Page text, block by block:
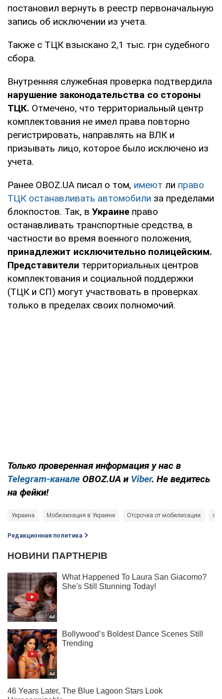
постановил вернуть в реестр первоначальную
запись об исключении из учета.
Также с ТЦК взыскано 2,1 тыс. грн судебного
сбора.
Внутренняя служебная проверка подтвердила
нарушение законодательства со стороны
ТЦК. Отмечено, что территориальный центр
комплектования не имел права повторно
регистрировать, направлять на ВЛК и
призывать лицо, которое было исключено из
учета.
Ранее OBOZ.UA писал о том, имеют ли право
ТЦК останавливать автомобили за пределами
блокпостов. Так, в Украине право
останавливать транспортные средства, в
частности во время военного положения,
принадлежит исключительно полицейским.
Представители территориальных центров
комплектования и социальной поддержки
(ТЦК и СП) могут участвовать в проверках
только в пределах своих полномочий.
Только проверенная информация у нас в
Telegram-канале OBOZ.UA и Viber. Не ведитесь
на фейки!
Украина Мобилизация в Украине Отсрочка от мобилизации
Редакционная политика